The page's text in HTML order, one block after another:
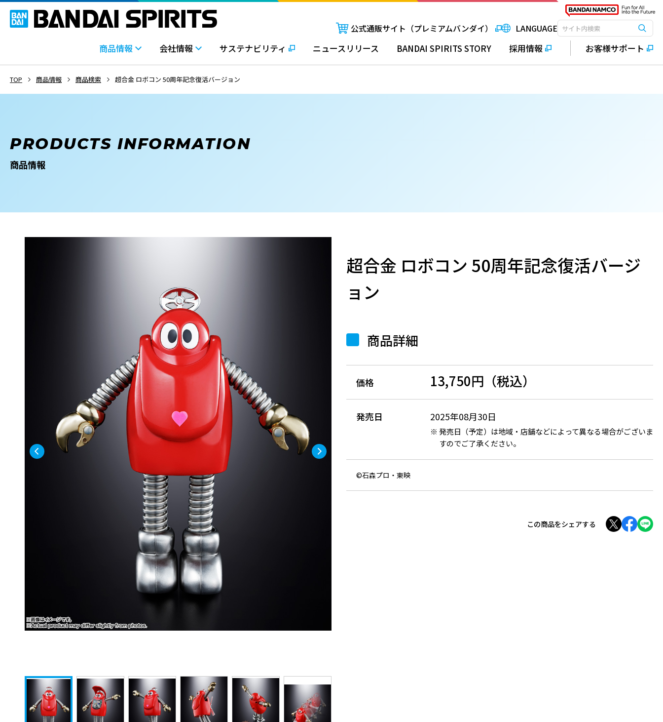
公式通販サイト（プレミアムバンダイ） LANGUAGE検索キーワード入力 検索
商品情報 会社情報 サステナビリティ ニュースリリース BANDAI SPIRITS STORY 採用情報 お客様サポート
TOP 商品情報 商品検索 超合金 ロボコン 50周年記念復活バージョン
PRODUCTS INFORMATION
商品情報
超合金 ロボコン 50周年記念復活バージ
ョン
商品詳細
価格 13,750円（税込）
発売日 2025年08月30日
発売日（予定）は地域・店舗などによって異なる場合がございま
すのでご了承ください。
©石森プロ・東映
この商品をシェアする